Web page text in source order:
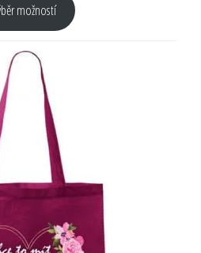
možností